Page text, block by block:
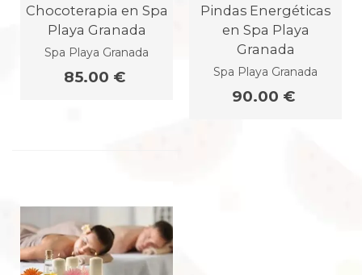
Chocoterapia en Spa
Playa Granada
Spa Playa Granada
85.00 €
Pindas Energéticas
en Spa Playa
Granada
Spa Playa Granada
90.00 €